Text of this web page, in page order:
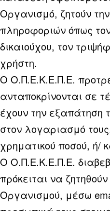
Οργανισμό, ζητούν
πληροφοριών όπως
δικαιούχου, τον
χρήστη.
Ο Ο.Π.Ε.Κ.Ε.Π.Ε.
ανταποκρίνονται σε
έχουν την εξαπάτηση
στον λογαριασμό
χρηματικού ποσού, ή/
Ο Ο.Π.Ε.Κ.Ε.Π.Ε.
πρόκειται να
Οργανισμού, μέσω